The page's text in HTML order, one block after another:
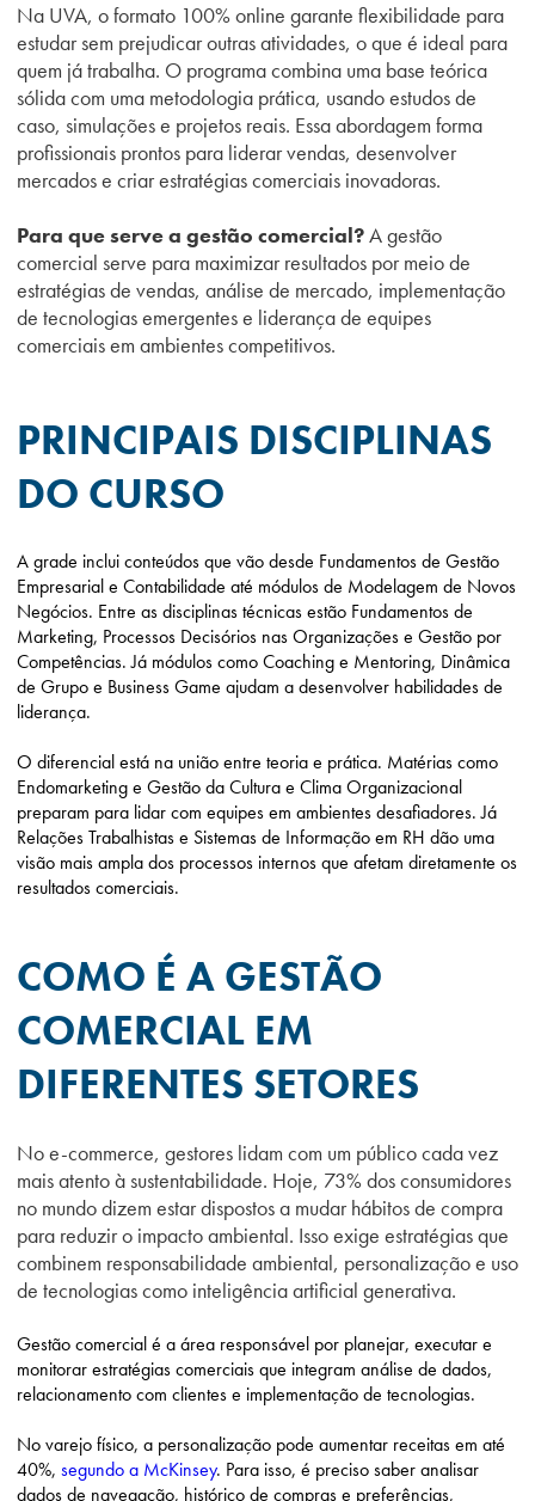
Na UVA, o formato 100% online garante flexibilidade para
estudar sem prejudicar outras atividades, o que é ideal para
quem já trabalha. O programa combina uma base teórica
sólida com uma metodologia prática, usando estudos de
caso, simulações e projetos reais. Essa abordagem forma
profissionais prontos para liderar vendas, desenvolver
mercados e criar estratégias comerciais inovadoras.
Para que serve a gestão comercial?A gestão
comercial serve para maximizar resultados por meio de
estratégias de vendas, análise de mercado, implementação
de tecnologias emergentes e liderança de equipes
comerciais em ambientes competitivos.
PRINCIPAIS DISCIPLINAS
DO CURSO
A grade inclui conteúdos que vão desde Fundamentos de Gestão
Empresarial e Contabilidade até módulos de Modelagem de Novos
Negócios. Entre as disciplinas técnicas estão Fundamentos de
Marketing, Processos Decisórios nas Organizações e Gestão por
Competências. Já módulos como Coaching e Mentoring, Dinâmica
de Grupo e Business Game ajudam a desenvolver habilidades de
liderança.
O diferencial está na união entre teoria e prática. Matérias como
Endomarketing e Gestão da Cultura e Clima Organizacional
preparam para lidar com equipes em ambientes desafiadores. Já
Relações Trabalhistas e Sistemas de Informação em RH dão uma
visão mais ampla dos processos internos que afetam diretamente os
resultados comerciais.
COMO É A GESTÃO
COMERCIAL EM
DIFERENTES SETORES
No e-commerce, gestores lidam com um público cada vez
mais atento à sustentabilidade. Hoje, 73% dos consumidores
no mundo dizem estar dispostos a mudar hábitos de compra
para reduzir o impacto ambiental. Isso exige estratégias que
combinem responsabilidade ambiental, personalização e uso
de tecnologias como inteligência artificial generativa.
Gestão comercial é a área responsável por planejar, executar e
monitorar estratégias comerciais que integram análise de dados,
relacionamento com clientes e implementação de tecnologias.
No varejo físico, a personalização pode aumentar receitas em até
40%, segundo a McKinsey. Para isso, é preciso saber analisar
dados de navegação, histórico de compras e preferências,